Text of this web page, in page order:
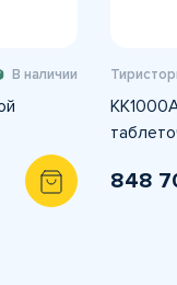
В наличии
848